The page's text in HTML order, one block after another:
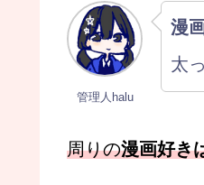
管理人halu
漫
太
周りの漫画好き